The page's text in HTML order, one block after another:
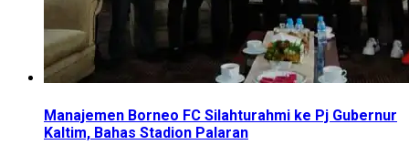
Manajemen Borneo FC Silahturahmi ke Pj Gubernur
Kaltim, Bahas Stadion Palaran